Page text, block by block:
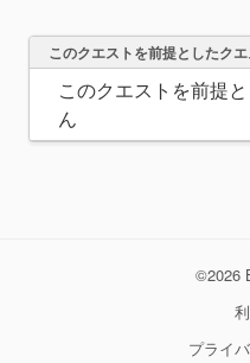
このクエストを前提としたクエ
このクエストを前提
ん
©2026
プライ